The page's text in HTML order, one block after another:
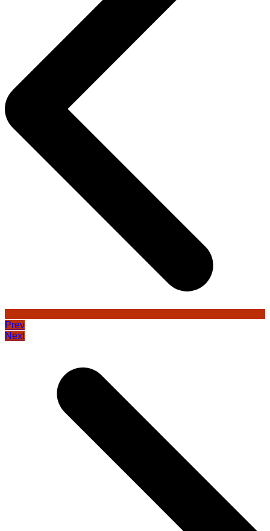
Prev
Next